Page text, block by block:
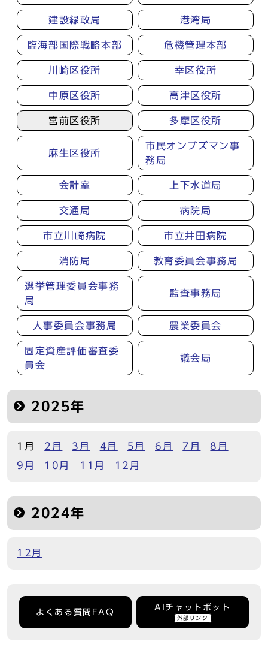
建設緑政局 港湾局
臨海部国際戦略本部 危機管理本部
川崎区役所 幸区役所
中原区役所 高津区役所
宮前区役所 多摩区役所
麻生区役所
市民オンブズマン事
務局
会計室 上下水道局
交通局 病院局
市立川崎病院 市立井田病院
消防局 教育委員会事務局
選挙管理委員会事務
局
監査事務局
人事委員会事務局 農業委員会
固定資産評価審査委
員会
議会局
2025年
1月 2月 3月 4月 5月 6月 7月
8月
9月
10月 11月 12月
2024年
12月
よくある質問FAQ
AIチャットボット
外部リンク